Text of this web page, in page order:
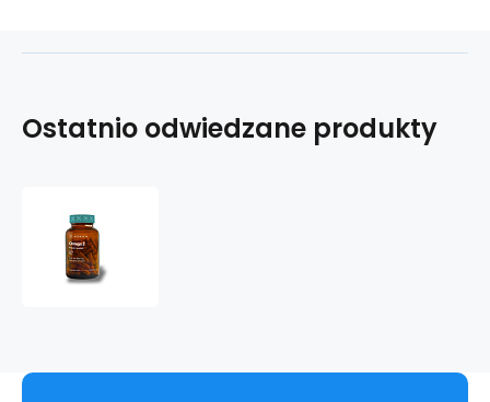
Ostatnio odwiedzane produkty